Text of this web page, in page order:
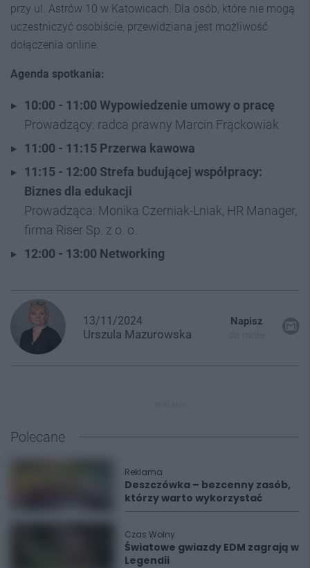
przy ul. Astrów 10 w Katowicach. Dla osób, które nie mogą
uczestniczyć osobiście, przewidziana jest możliwość
dołączenia online.
Agenda spotkania:
10:00 - 11:00Wypowiedzenie umowy o pracę
Prowadzący: radca prawny Marcin Frąckowiak
11:00 - 11:15 Przerwa kawowa
11:15 - 12:00 Strefa budującej współpracy:
Biznes dla edukacji
Prowadząca: Monika Czerniak-Lniak, HR Manager,
firma Riser Sp. z o. o.
12:00 - 13:00 Networking
13/11/2024
Urszula Mazurowska
Napisz
Polecane
Reklama
Deszczówka – bezcenny zasób,
którzy warto wykorzystać
Czas Wolny
Światowe gwiazdy EDM zagrają w
Legendii